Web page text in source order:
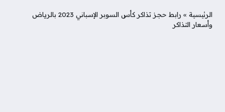
الرئيسية »
رابط حجز تذاكر كأس السوبر الإسباني 2023 بالرياض
وأسعار التذاكر